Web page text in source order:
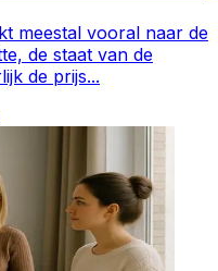
meestal vooral naar de
de staat van de
de prijs...